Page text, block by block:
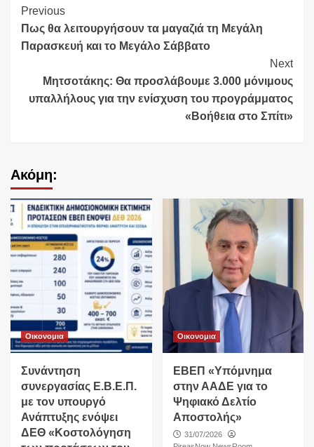
Continue
Reading
Previous
Πως θα λειτουργήσουν τα μαγαζιά τη Μεγάλη
Παρασκευή και το Μεγάλο Σάββατο
Next
Μητσοτάκης: Θα προσλάβουμε 3.000 μόνιμους
υπαλλήλους για την ενίσχυση του προγράμματος
«Βοήθεια στο Σπίτι»
Ακόμη:
Οικονομια
Συνάντηση
συνεργασίας Ε.Β.Ε.Π.
με τον υπουργό
Ανάπτυξης ενόψει
ΔΕΘ «Κοστολόγηση
Οικονομια
ΕΒΕΠ «Υπόμνημα
στην ΑΑΔΕ για το
Ψηφιακό Δελτίο
Αποστολής»
31/07/2026